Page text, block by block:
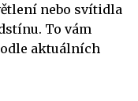
nebo svítidla
To vám
aktuálních